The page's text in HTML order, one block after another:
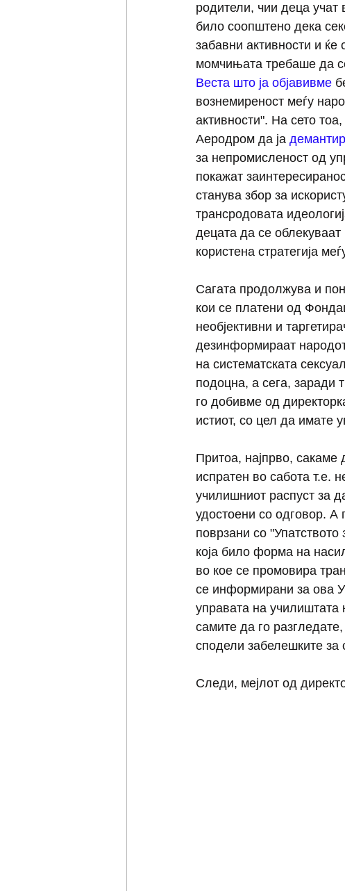
РАЗОБЛИЧУВАЊА СТАВ
родители, чии деца
било соопштено дека
забавни активности и
момчињата требаше да
Веста што ја објавивме
вознемиреност меѓу
активности". На сето
Аеродром да ја
за непромисленост од
покажат
станува збор за
трансродовата
децата да се
користена стратегија
Сагата продолжува и
кои се платени од
необјективни и
дезинформираат
на систематската
подоцна, а сега, заради
го добивме од
истиот, со цел да имате
Притоа, најпрво, сакаме
испратен во сабота т.е.
училишниот распуст за
удостоени со одговор.
поврзани со
која било форма на
во кое се промовира
се информирани за ова
управата на училиштата
самите да го
сподели забелешките за
Следи, мејлот од